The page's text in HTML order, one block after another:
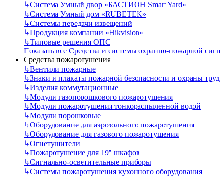
↳Система Умный двор «БАСТИОН Smart Yard»
↳Система Умный дом «RUBETEK»
↳Системы передачи извещений
↳Продукция компании «Hikvision»
↳Типовые решения ОПС
Показать все Средства и системы охранно-пожарной
Средства пожаротушения
↳Вентили пожарные
↳Знаки и плакаты пожарной безопасности и охраны
↳Изделия коммутационные
↳Модули газопорошкового пожаротушения
↳Модули пожаротушения тонкораспыленной водой
↳Модули порошковые
↳Оборудование для аэрозольного пожаротушения
↳Оборудование для газового пожаротушения
↳Огнетушители
↳Пожаротушение для 19" шкафов
↳Сигнально-осветительные приборы
↳Системы пожаротушения кухонного оборудования